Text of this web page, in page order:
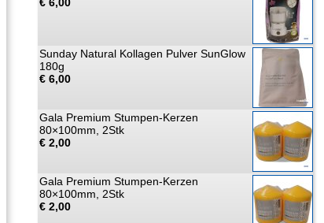
Sunday Natural Kollagen Pulver SunGlow
180g
€ 6,00
Gala Premium Stumpen-Kerzen
80×100mm, 2Stk
€ 2,00
Gala Premium Stumpen-Kerzen
80×100mm, 2Stk
€ 2,00